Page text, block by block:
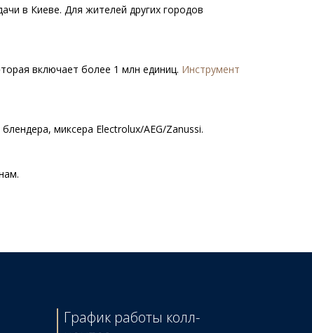
в Киеве. Для жителей других городов
включает более 1 млн единиц. Инструмент
миксера Electrolux/AEG/Zanussi.
График работы колл-